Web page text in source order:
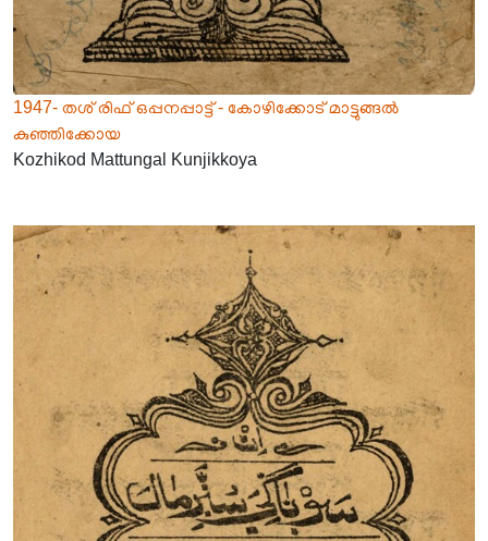
1947- തശ് രിഫ് ഒപ്പനപ്പാട്ട് - കോഴിക്കോട് മാട്ടുങ്ങൽ
കുഞ്ഞിക്കോയ
Kozhikod Mattungal Kunjikkoya